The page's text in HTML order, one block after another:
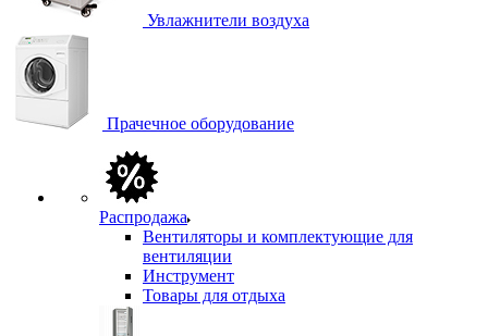
Увлажнители воздуха
Прачечное оборудование
Распродажа
Вентиляторы и комплектующие для
вентиляции
Инструмент
Товары для отдыха